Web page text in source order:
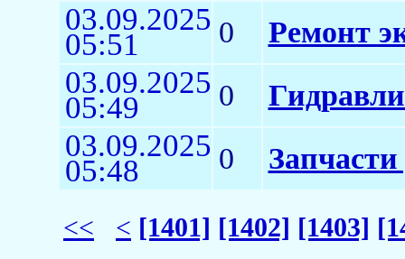
03.09.2025
05:51 0 Ремонт
03.09.2025
05:49 0
03.09.2025
05:48 0
<< < [1401] [1402] [1403]